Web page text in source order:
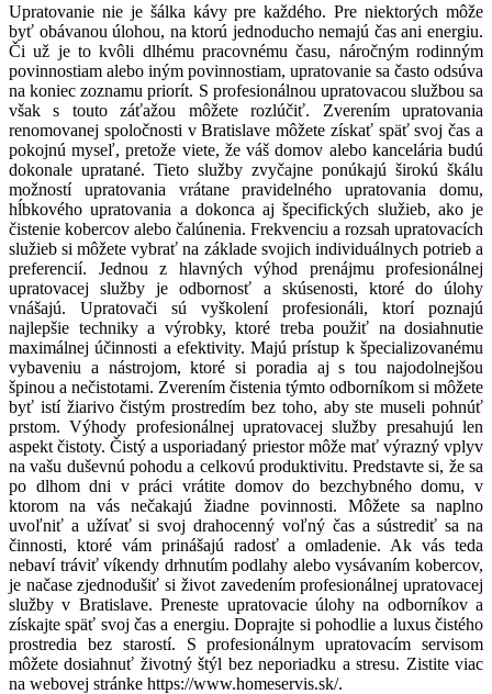
Upratovanie nie je šálka kávy pre každého. Pre niektorých môže
byť obávanou úlohou, na ktorú jednoducho nemajú čas ani energiu.
Či už je to kvôli dlhému pracovnému času, náročným rodinným
povinnostiam alebo iným povinnostiam, upratovanie sa často odsúva
na koniec zoznamu priorít. S profesionálnou upratovacou službou sa
však s touto záťažou môžete rozlúčiť. Zverením upratovania
renomovanej spoločnosti v Bratislave môžete získať späť svoj čas a
pokojnú myseľ, pretože viete, že váš domov alebo kancelária budú
dokonale upratané. Tieto služby zvyčajne ponúkajú širokú škálu
možností upratovania vrátane pravidelného upratovania domu,
hĺbkového upratovania a dokonca aj špecifických služieb, ako je
čistenie kobercov alebo čalúnenia. Frekvenciu a rozsah upratovacích
služieb si môžete vybrať na základe svojich individuálnych potrieb a
preferencií. Jednou z hlavných výhod prenájmu profesionálnej
upratovacej služby je odbornosť a skúsenosti, ktoré do úlohy
vnášajú. Upratovači sú vyškolení profesionáli, ktorí poznajú
najlepšie techniky a výrobky, ktoré treba použiť na dosiahnutie
maximálnej účinnosti a efektivity. Majú prístup k špecializovanému
vybaveniu a nástrojom, ktoré si poradia aj s tou najodolnejšou
špinou a nečistotami. Zverením čistenia týmto odborníkom si môžete
byť istí žiarivo čistým prostredím bez toho, aby ste museli pohnúť
prstom. Výhody profesionálnej upratovacej služby presahujú len
aspekt čistoty. Čistý a usporiadaný priestor môže mať výrazný vplyv
na vašu duševnú pohodu a celkovú produktivitu. Predstavte si, že sa
po dlhom dni v práci vrátite domov do bezchybného domu, v
ktorom na vás nečakajú žiadne povinnosti. Môžete sa naplno
uvoľniť a užívať si svoj drahocenný voľný čas a sústrediť sa na
činnosti, ktoré vám prinášajú radosť a omladenie. Ak vás teda
nebaví tráviť víkendy drhnutím podlahy alebo vysávaním kobercov,
je načase zjednodušiť si život zavedením profesionálnej upratovacej
služby v Bratislave. Preneste upratovacie úlohy na odborníkov a
získajte späť svoj čas a energiu. Doprajte si pohodlie a luxus čistého
prostredia bez starostí. S profesionálnym upratovacím servisom
môžete dosiahnuť životný štýl bez neporiadku a stresu. Zistite viac
na webovej stránke https://www.homeservis.sk/.